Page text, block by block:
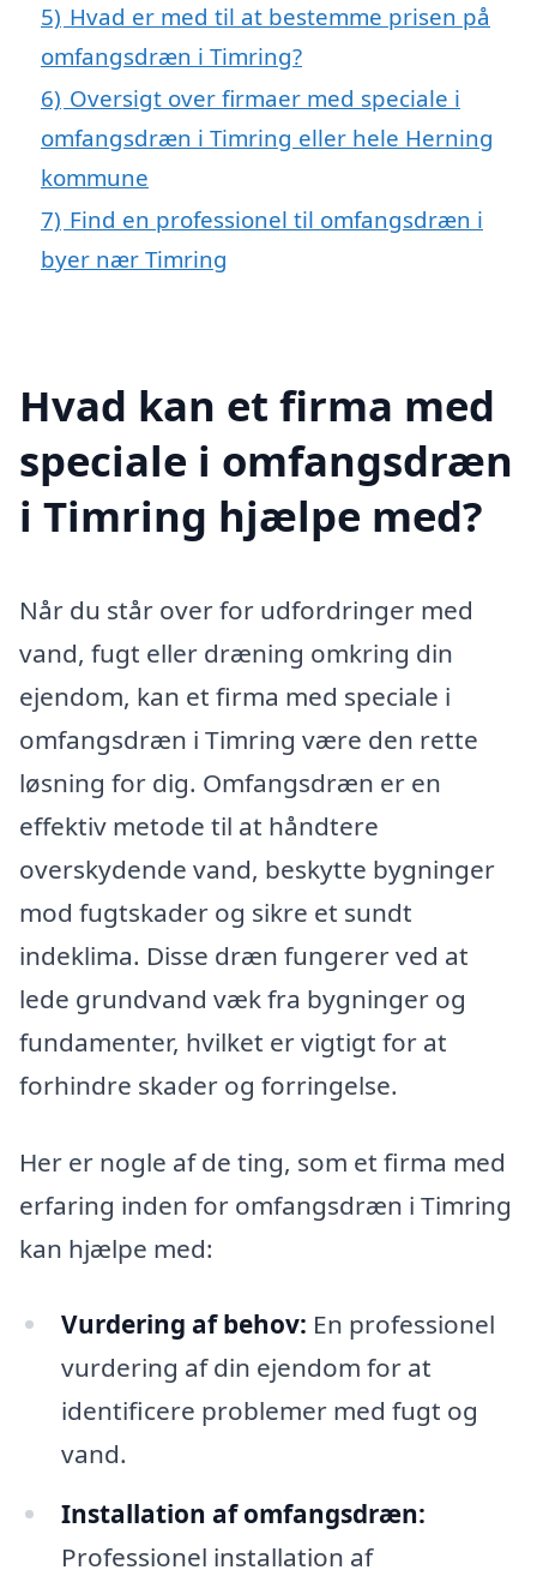
5) Hvad er med til at bestemme prisen på
omfangsdræn i Timring?
6) Oversigt over firmaer med speciale i
omfangsdræn i Timring eller hele Herning
kommune
7) Find en professionel til omfangsdræn i
byer nær Timring
Hvad kan et firma med
speciale i omfangsdræn
i Timring hjælpe med?
Når du står over for udfordringer med
vand, fugt eller dræning omkring din
ejendom, kan et firma med speciale i
omfangsdræn i Timring være den rette
løsning for dig. Omfangsdræn er en
effektiv metode til at håndtere
overskydende vand, beskytte bygninger
mod fugtskader og sikre et sundt
indeklima. Disse dræn fungerer ved at
lede grundvand væk fra bygninger og
fundamenter, hvilket er vigtigt for at
forhindre skader og forringelse.
Her er nogle af de ting, som et firma med
erfaring inden for omfangsdræn i Timring
kan hjælpe med:
Vurdering af behov: En professionel
vurdering af din ejendom for at
identificere problemer med fugt og
vand.
Installation af omfangsdræn:
Professionel installation af